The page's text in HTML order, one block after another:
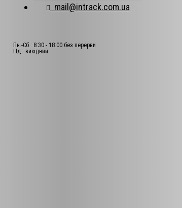
mail@intrack.com.ua
Пн.-Сб.: 8:30 - 18:00 без перерви
Нд.: вихідний